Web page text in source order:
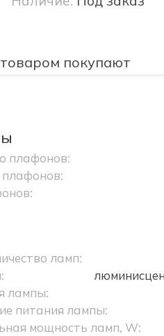
покупают
плафонов:
ламп:
лампы:
питания лампы:
мощность ламп, W: